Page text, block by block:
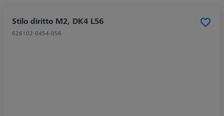
Stilo diritto M2, DK4 L56
626102-0454-056